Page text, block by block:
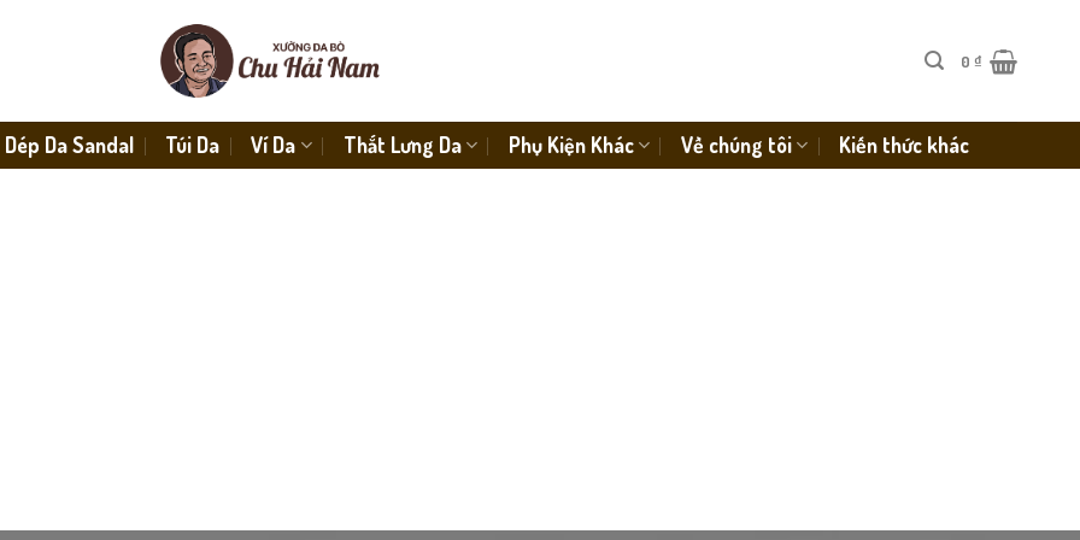
0 ₫
Dép Da Sandal Túi Da Ví Da Thắt Lưng Da Phụ Kiện Khác Về chúng tôi Kiến thức khác